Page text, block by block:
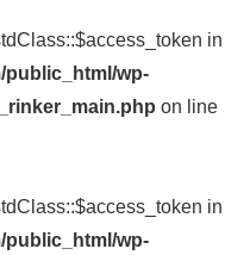
in
public_html/wp-
on line
in
public_html/wp-